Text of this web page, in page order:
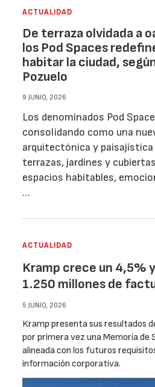
ACTUALIDAD
De terraza olvidada a
los Pod Spaces
habitar la ciudad,
Pozuelo
9 JUNIO, 2026
Los denominados Pod
consolidando como una
arquitectónica y
terrazas, jardines y
espacios habitables,
…
ACTUALIDAD
Kramp crece un 4,5%
1.250 millones de
5 JUNIO, 2026
Kramp presenta sus resultados
por primera vez una Memoria de
alineada con los futuros
información corporativa.